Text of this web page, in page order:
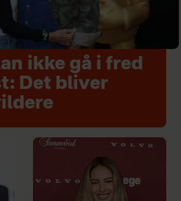
ikke gå i fred
Det bliver